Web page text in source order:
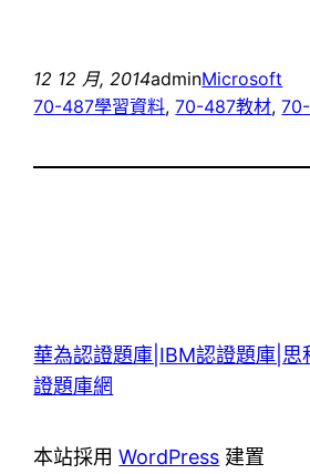
12 12 月, 2014adminMicrosoft
70-487學習資料, 70-487教材,
華為認證題庫|IBM認證題庫|思
證題庫網
本站採用WordPress 建置